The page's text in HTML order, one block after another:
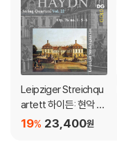
Leipziger Streichqu
artett 하이든: 현악 사
중주 22집 (Haydn: St
23,400원
19%